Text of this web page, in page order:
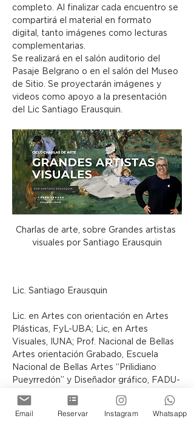
completo. Al finalizar cada encuentro se
compartirá el material en formato
digital, tanto imágenes como lecturas
complementarias.
Se realizará en el salón auditorio del
Pasaje Belgrano o en el salón del Museo
de Sitio. Se proyectarán imágenes y
videos como apoyo a la presentación
del Lic Santiago Erausquin.
Charlas de arte, sobre Grandes artistas
visuales por Santiago Erausquin
Lic. Santiago Erausquin
Lic. en Artes con orientación en Artes
Plásticas, FyL-UBA; Lic, en Artes
Visuales, IUNA; Prof. Nacional de Bellas
Artes orientación Grabado, Escuela
Nacional de Bellas Artes “Prilidiano
Pueyrredón” y Diseñador gráfico, FADU-
Historia del Arte especializándose en
los siglos XIX y XX. Trabajó en distintas
Email Reservar Instagram Whatsapp